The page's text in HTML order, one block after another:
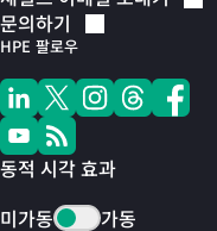
문의하기
HPE 팔로우
동적 시각 효과
미가동
가동